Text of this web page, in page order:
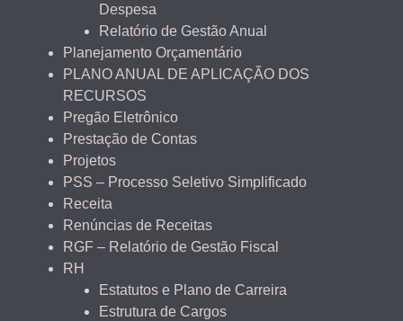
Despesa
Relatório de Gestão Anual
Planejamento Orçamentário
PLANO ANUAL DE APLICAÇÃO DOS
RECURSOS
Pregão Eletrônico
Prestação de Contas
Projetos
PSS – Processo Seletivo Simplificado
Receita
Renúncias de Receitas
RGF – Relatório de Gestão Fiscal
RH
Estatutos e Plano de Carreira
Estrutura de Cargos